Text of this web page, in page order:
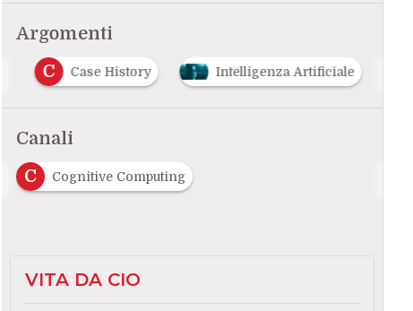
Argomenti
C Case History Intelligenza Artificiale
Canali
C
Cognitive Computing
VITA DA CIO